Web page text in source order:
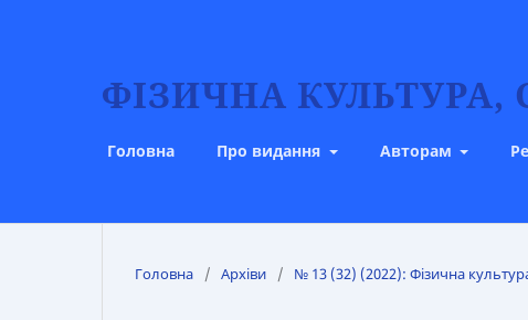
ФІЗИЧНА КУЛЬТУРА,
Головна Про видання Авторам
Головна / Архіви / № 13 (32) (2022): Фізична